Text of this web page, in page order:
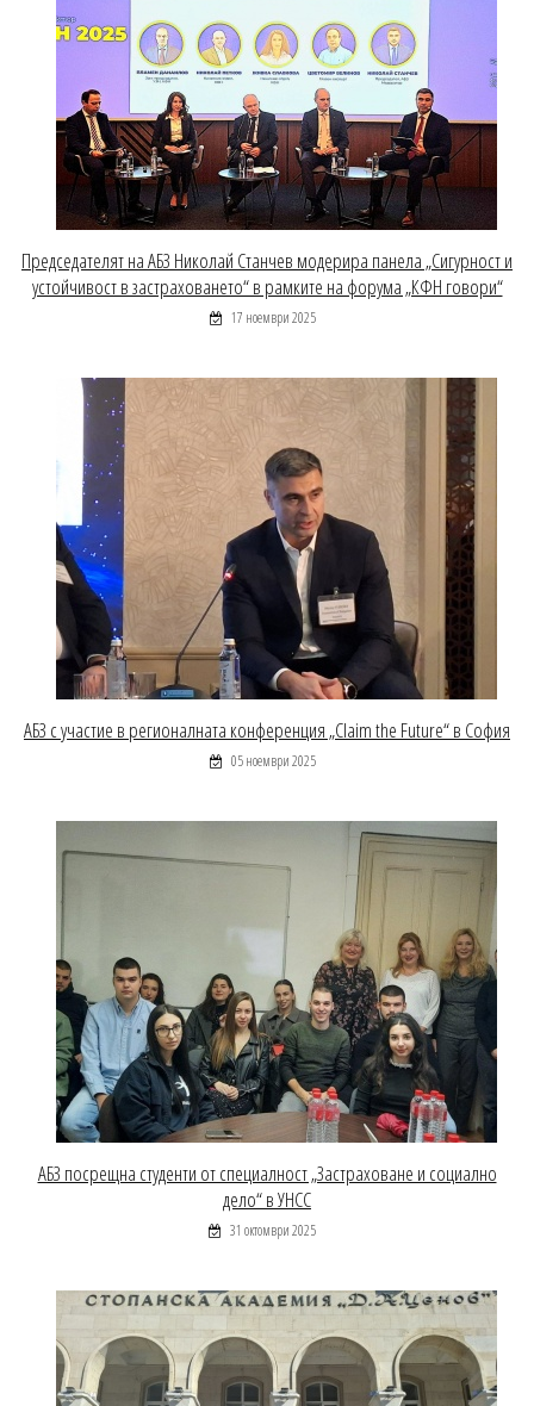
Председателят на АБЗ Николай Станчев модерира панела „Сигурност и
устойчивост в застраховането“ в рамките на форума „КФН говори“
17 ноември 2025
АБЗ с участие в регионалната конференция „Claim the Future“ в София
05 ноември 2025
АБЗ посрещна студенти от специалност „Застраховане и социално
дело“ в УНСС
31 октомври 2025